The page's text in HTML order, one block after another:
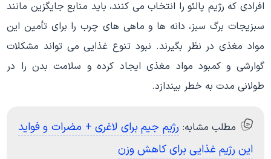
افرادی که رژیم پالئو را انتخاب می کنند، باید منابع جایگزین مانند
سبزیجات برگ سبز، دانه ها و ماهی های چرب را برای تأمین این
مواد مغذی در نظر بگیرند. نبود تنوع غذایی می تواند مشکلات
گوارشی و کمبود مواد مغذی ایجاد کرده و سلامت بدن را در
طولانی مدت به خطر بیندازد.
مطلب مشابه: رژیم جیم برای لاغری + مضرات و فواید
این رژیم غذایی برای کاهش وزن